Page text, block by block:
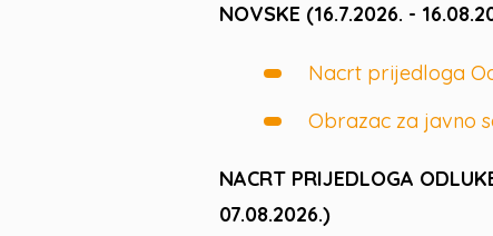
NOVSKE (16.7.2026. -
Nacrt prijedloga
Obrazac za javno
NACRT PRIJEDLOGA
07.08.2026.)